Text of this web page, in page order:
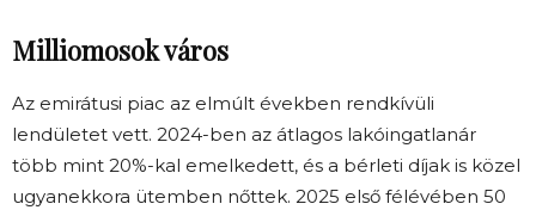
Milliomosok város
Az emirátusi piac az elmúlt években rendkívüli
lendületet vett. 2024-ben az átlagos lakóingatlanár
több mint 20%-kal emelkedett, és a bérleti díjak is közel
ugyanekkora ütemben nőttek. 2025 első félévében 50